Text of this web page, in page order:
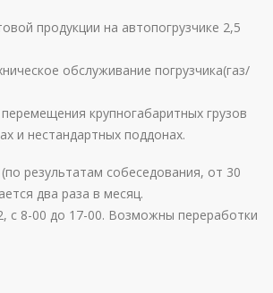
продукции на автопогрузчике 2,5
обслуживание погрузчика(газ/
крупногабаритных грузов
и нестандартных поддонах.
результатам собеседования, от 30
два раза в месяц.
с 8-00 до 17-00. Возможны переработки